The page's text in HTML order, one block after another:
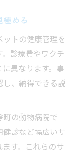
める
トの健康管理を
診療費やワクチ
異なります。事
し、納得できる説
の動物病院で
診など幅広いサ
す。これらのサ